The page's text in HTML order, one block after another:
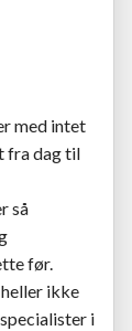
med intet
fra dag til
så
før.
ikke
i